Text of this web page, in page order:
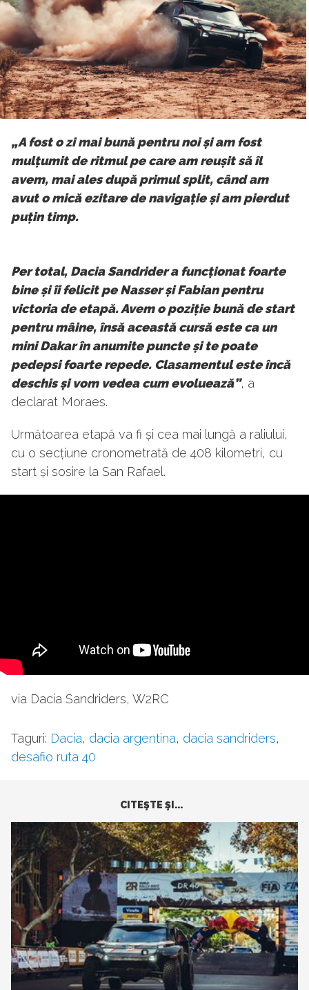
„A fost o zi mai bună pentru noi și am fost
mulțumit de ritmul pe care am reușit să îl
avem, mai ales după primul split, când am
avut o mică ezitare de navigație și am pierdut
puțin timp.
Per total, Dacia Sandrider a funcționat foarte
bine și îi felicit pe Nasser și Fabian pentru
victoria de etapă. Avem o poziție bună de start
pentru mâine, însă această cursă este ca un
mini Dakar în anumite puncte și te poate
pedepsi foarte repede. Clasamentul este încă
deschis și vom vedea cum evoluează”, a
declarat Moraes.
Următoarea etapă va fi și cea mai lungă a raliului,
cu o secțiune cronometrată de 408 kilometri, cu
start și sosire la San Rafael.
via Dacia Sandriders, W2RC
Taguri: Dacia, dacia argentina, dacia sandriders,
desafio ruta 40
CITEŞTE ŞI...